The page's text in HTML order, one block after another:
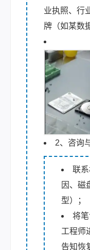
业执照、行
牌（如某数
2、咨询
联
因、磁
型）；
将笔
工程师
告知恢